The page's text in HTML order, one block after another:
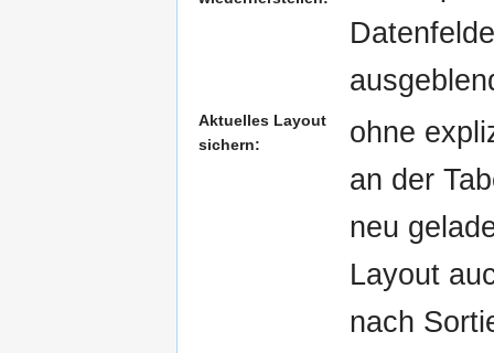
Aktuelles Layout
sichern:
ohne
an der
neu
Layout
nach